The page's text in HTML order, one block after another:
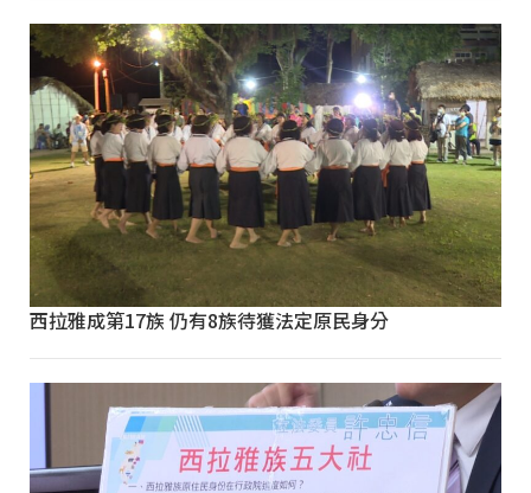
西拉雅成第17族 仍有8族待獲法定原民身分